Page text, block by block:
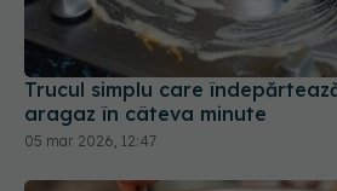
Trucul simplu care
aragaz în câteva minute
05 mar 2026, 12:47